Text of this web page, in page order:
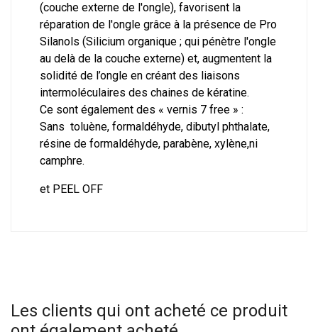
(couche externe de l'ongle), favorisent la
réparation de l'ongle grâce à la présence de Pro
Silanols (Silicium organique ; qui pénètre l'ongle
au delà de la couche externe) et, augmentent la
solidité de l’ongle en créant des liaisons
intermoléculaires des chaines de kératine.
Ce sont également des « vernis 7 free » :
Sans toluène, formaldéhyde, dibutyl phthalate,
résine de formaldéhyde, parabène, xylène,ni
camphre.
et PEEL OFF
Les clients qui ont acheté ce produit